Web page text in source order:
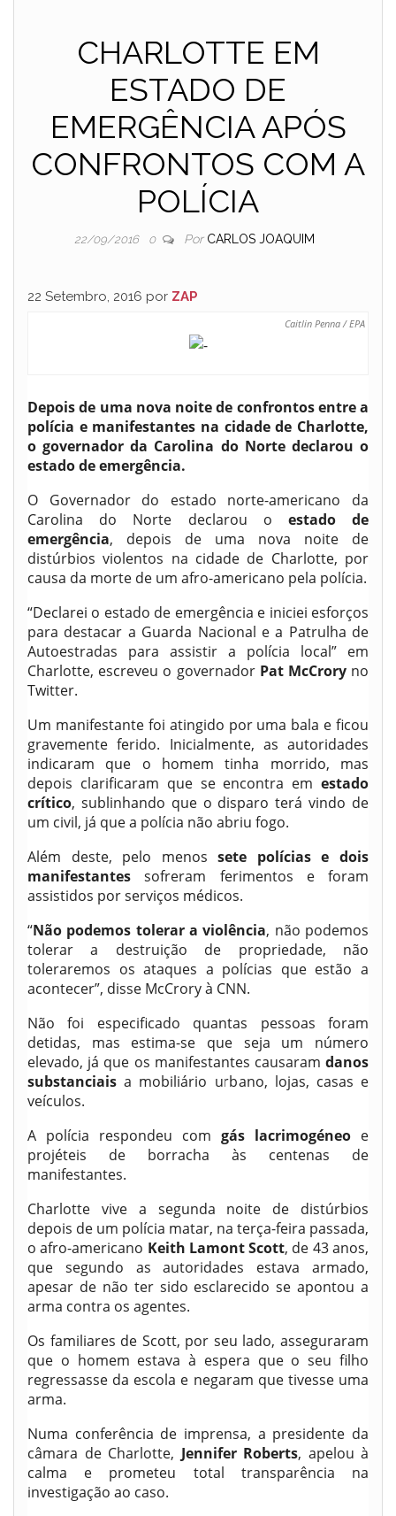
CHARLOTTE EM
ESTADO DE
EMERGÊNCIA APÓS
CONFRONTOS COM A
POLÍCIA
22/09/2016 0 Por CARLOS JOAQUIM
22 Setembro, 2016 por ZAP
Caitlin Penna / EPA
Depois de uma nova noite de confrontos entre a
polícia e manifestantes na cidade de Charlotte,
o governador da Carolina do Norte declarou o
estado de emergência.
O Governador do estado norte-americano da
Carolina do Norte declarou o estado de
emergência, depois de uma nova noite de
distúrbios violentos na cidade de Charlotte, por
causa da morte de um afro-americano pela polícia.
“Declarei o estado de emergência e iniciei esforços
para destacar a Guarda Nacional e a Patrulha de
Autoestradas para assistir a polícia local” em
Charlotte, escreveu o governador Pat McCroryno
Twitter.
Um manifestante foi atingido por uma bala e ficou
gravemente ferido. Inicialmente, as autoridades
indicaram que o homem tinha morrido, mas
depois clarificaram que se encontra em estado
crítico, sublinhando que o disparo terá vindo de
um civil, já que a polícia não abriu fogo.
Além deste, pelo menossete polícias e dois
manifestantes sofreram ferimentos e foram
assistidos por serviços médicos.
“Não podemos tolerar a violência, não podemos
tolerar a destruição de propriedade, não
toleraremos os ataques a polícias que estão a
acontecer”, disse McCrory à CNN.
Não foi especificado quantas pessoas foram
detidas, mas estima-se que seja um número
elevado, já que os manifestantes causaram danos
substanciais a mobiliário urbano, lojas, casas e
veículos.
A polícia respondeu com gás lacrimogéneo e
projéteis de borracha às centenas de
manifestantes.
Charlotte vive a segunda noite de distúrbios
depois de um polícia matar, na terça-feira passada,
o afro-americano Keith Lamont Scott, de 43 anos,
que segundo as autoridades estava armado,
apesar de não ter sido esclarecido se apontou a
arma contra os agentes.
Os familiares de Scott, por seu lado, asseguraram
que o homem estava à espera que o seu filho
regressasse da escola e negaram que tivesse uma
arma.
Numa conferência de imprensa, a presidente da
câmara de Charlotte, Jennifer Roberts, apelou à
calma e prometeu total transparência na
investigação ao caso.